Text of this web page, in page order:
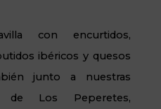
con encurtidos,
ibéricos y quesos
junto a nuestras
Los Peperetes,